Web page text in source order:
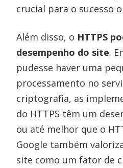
crucial para o sucesso
Além disso, o HTTPS
desempenho do site.
pudesse haver uma
processamento no
criptografia, as
do HTTPS têm um
ou até melhor que o
Google também
site como um fator de